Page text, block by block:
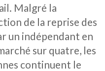
Malgré la
de la reprise des
un indépendant en
sur quatre, les
continuent le